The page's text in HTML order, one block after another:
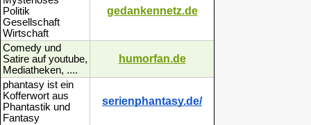
Politik
Gesellschaft
Wirtschaft
gedankennetz.de
Comedy und
Satire auf youtube,
Mediatheken, ....
humorfan.de
phantasy ist ein
Kofferwort aus
Phantastik und
Fantasy
serienphantasy.de/